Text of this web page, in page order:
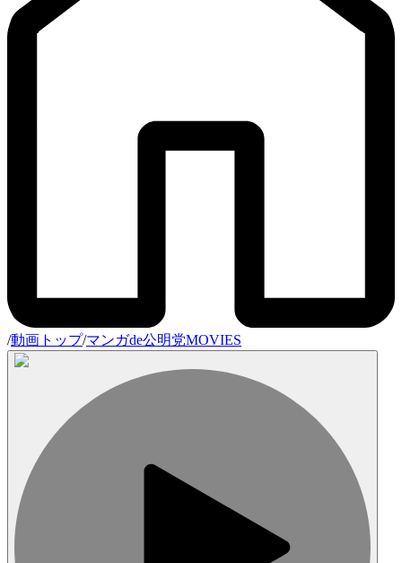
/動画トップ/マンガde公明党MOVIES